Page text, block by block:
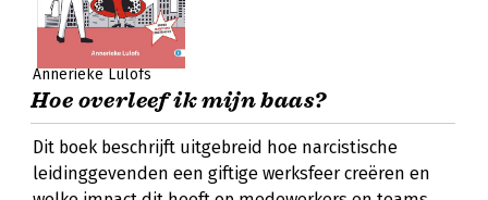
Annerieke Lulofs
Hoe overleef ik mijn baas?
Dit boek beschrijft uitgebreid hoe narcistische
leidinggevenden een giftige werksfeer creëren en